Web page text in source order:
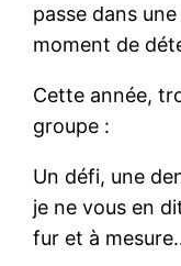
passe dans
moment de
Cette année,
groupe :
Un défi, une
je ne vous en
fur et à